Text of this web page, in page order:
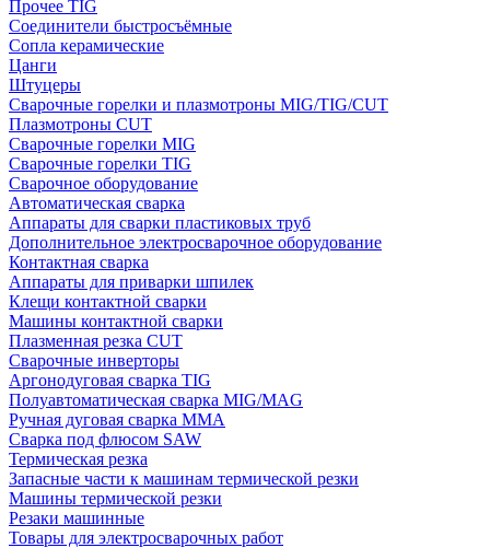
Прочее TIG
Соединители быстросъёмные
Сопла керамические
Цанги
Штуцеры
Сварочные горелки и плазмотроны MIG/TIG/CUT
Плазмотроны CUT
Сварочные горелки MIG
Сварочные горелки TIG
Сварочное оборудование
Автоматическая сварка
Аппараты для сварки пластиковых труб
Дополнительное электросварочное оборудование
Контактная сварка
Аппараты для приварки шпилек
Клещи контактной сварки
Машины контактной сварки
Плазменная резка CUT
Сварочные инверторы
Аргонодуговая сварка TIG
Полуавтоматическая сварка MIG/MAG
Ручная дуговая сварка MMA
Сварка под флюсом SAW
Термическая резка
Запасные части к машинам термической резки
Машины термической резки
Резаки машинные
Товары для электросварочных работ